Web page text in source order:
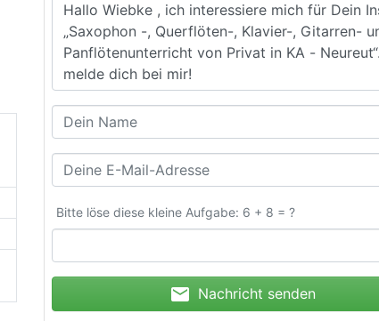
Bitte löse diese kleine Aufgabe: 6 + 8 = ?
mail Nachricht senden